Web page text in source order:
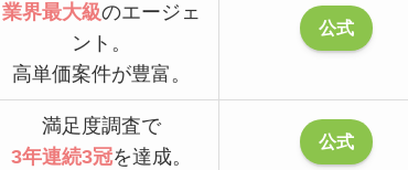
業界最大級のエージェ
ント。
高単価案件が豊富。
公式
満足度調査で
3年連続3冠を達成。
公式